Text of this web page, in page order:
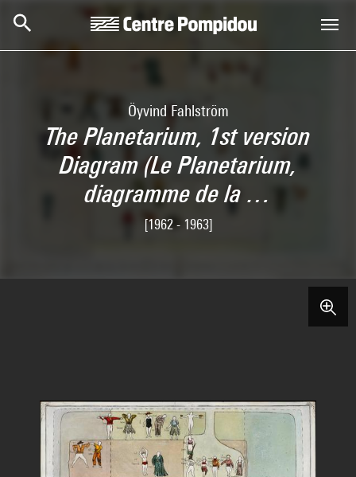
Aller au contenu principal
Centre Pompidou
Öyvind Fahlström
The Planetarium, 1st version
Diagram (Le Planetarium,
diagramme de la …
[1962 - 1963]